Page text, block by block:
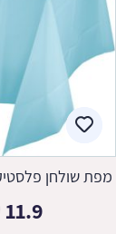
מפת שולחן
11.9